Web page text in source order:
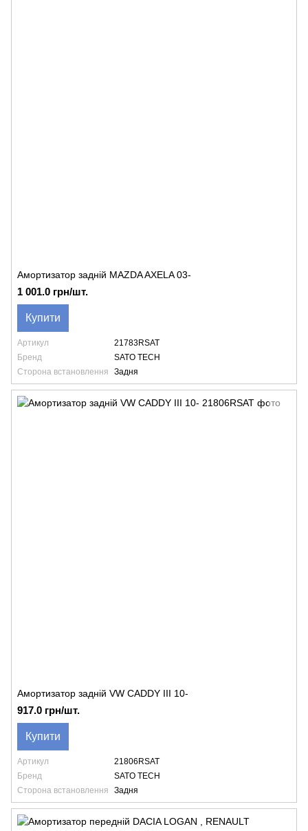
Амортизатор задній MAZDA AXELA 03-
1 001.0 грн/шт.
Купити
Артикул
21783RSAT
Бренд
SATO TECH
Сторона встановлення
Задня
Амортизатор задній VW CADDY III 10-
917.0 грн/шт.
Купити
Артикул
21806RSAT
Бренд
SATO TECH
Сторона встановлення
Задня